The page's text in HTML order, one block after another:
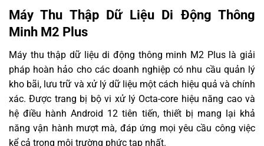
Máy Thu Thập Dữ Liệu Di Động Thông
Minh M2 Plus
Máy thu thập dữ liệu di động thông minh M2 Plus là giải
pháp hoàn hảo cho các doanh nghiệp có nhu cầu quản lý
kho bãi, lưu trữ và xử lý dữ liệu một cách hiệu quả và chính
xác. Được trang bị bộ vi xử lý Octa-core hiệu năng cao và
hệ điều hành Android 12 tiên tiến, thiết bị mang lại khả
năng vận hành mượt mà, đáp ứng mọi yêu cầu công việc
kể cả trong môi trường phức tạp nhất.